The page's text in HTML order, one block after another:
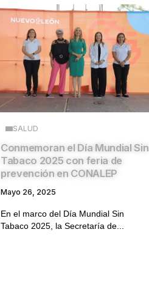
SALUD
Conmemoran el Día Mundial Sin
Tabaco 2025 con feria de
prevención en CONALEP
Mayo 26, 2025
En el marco del Día Mundial Sin
Tabaco 2025, la Secretaría de...